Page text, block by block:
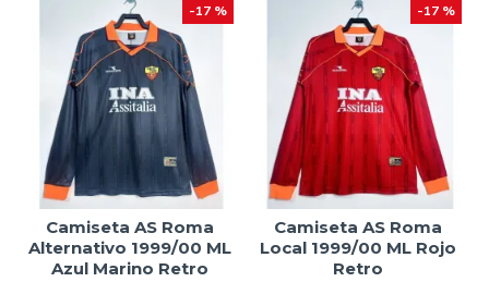
-17 %
Camiseta AS Roma
Alternativo 1999/00 ML
Azul Marino Retro
-17 %
Camiseta AS Roma
Local 1999/00 ML Rojo
Retro